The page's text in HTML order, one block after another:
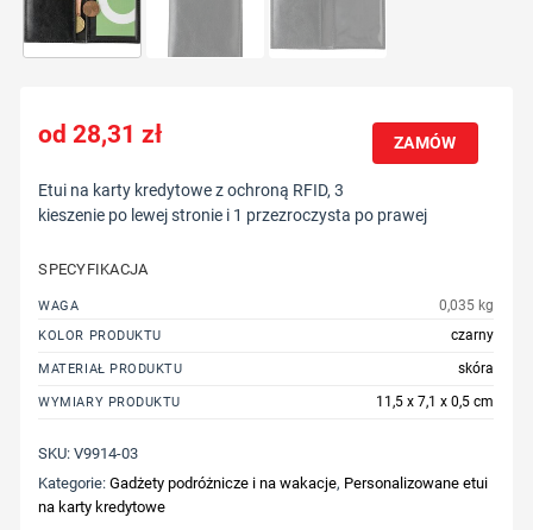
28,31zł ZAMÓW
Etui na karty kredytowe z ochroną RFID, 3
kieszenie po lewej stronie i 1 przezroczysta po prawej
SPECYFIKACJA
WAGA 0,035 kg
KOLOR PRODUKTU czarny
MATERIAŁ PRODUKTU skóra
WYMIARY PRODUKTU 11,5 x 7,1 x 0,5 cm
SKU:V9914-03
Kategorie:Gadżety podróżnicze i na wakacje, Personalizowane etui
na karty kredytowe